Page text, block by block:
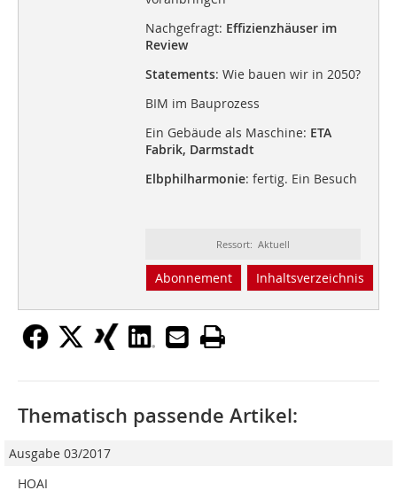
Nachgefragt: Effizienzhäuser im
Review
Statements: Wie bauen wir in 2050?
BIM im Bauprozess
Ein Gebäude als Maschine: ETA
Fabrik, Darmstadt
Elbphilharmonie: fertig. Ein Besuch
Ressort: Aktuell
Abonnement Inhaltsverzeichnis
Thematisch passende Artikel:
Ausgabe 03/2017
HOAI